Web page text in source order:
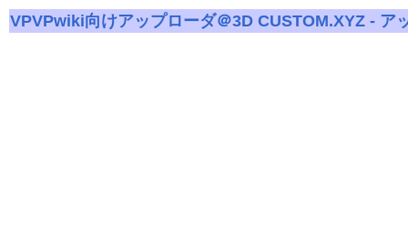
VPVPwiki向けアップローダ＠3D CUSTOM.XYZ - ア